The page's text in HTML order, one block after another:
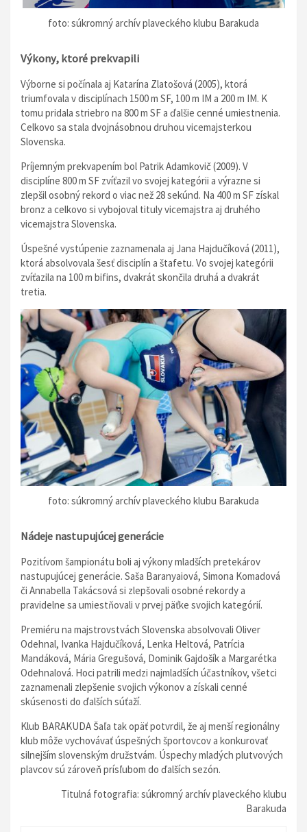
foto: súkromný archív plaveckého klubu Barakuda
Výkony, ktoré prekvapili
Výborne si počínala aj Katarína Zlatošová (2005), ktorá
triumfovala v disciplínach 1500 m SF, 100 m IM a 200 m IM. K
tomu pridala striebro na 800 m SF a ďalšie cenné umiestnenia.
Celkovo sa stala dvojnásobnou druhou vicemajsterkou
Slovenska.
Príjemným prekvapením bol Patrik Adamkovič (2009). V
disciplíne 800 m SF zvíťazil vo svojej kategórii a výrazne si
zlepšil osobný rekord o viac než 28 sekúnd. Na 400 m SF získal
bronz a celkovo si vybojoval tituly vicemajstra aj druhého
vicemajstra Slovenska.
Úspešné vystúpenie zaznamenala aj Jana Hajdučíková (2011),
ktorá absolvovala šesť disciplín a štafetu. Vo svojej kategórii
zvíťazila na 100 m bifins, dvakrát skončila druhá a dvakrát
tretia.
foto: súkromný archív plaveckého klubu Barakuda
Nádeje nastupujúcej generácie
Pozitívom šampionátu boli aj výkony mladších pretekárov
nastupujúcej generácie. Saša Baranyaiová, Simona Komadová
či Annabella Takácsová si zlepšovali osobné rekordy a
pravidelne sa umiestňovali v prvej päťke svojich kategórií.
Premiéru na majstrovstvách Slovenska absolvovali Oliver
Odehnal, Ivanka Hajdučíková, Lenka Heltová, Patrícia
Mandáková, Mária Gregušová, Dominik Gajdošík a Margarétka
Odehnalová. Hoci patrili medzi najmladších účastníkov, všetci
zaznamenali zlepšenie svojich výkonov a získali cenné
skúsenosti do ďalších súťaží.
Klub BARAKUDA Šaľa tak opäť potvrdil, že aj menší regionálny
klub môže vychovávať úspešných športovcov a konkurovať
silnejším slovenským družstvám. Úspechy mladých plutvových
plavcov sú zároveň prísľubom do ďalších sezón.
Titulná fotografia: súkromný archív plaveckého klubu
Barakuda